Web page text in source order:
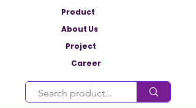
Career
Product
About Us
Project